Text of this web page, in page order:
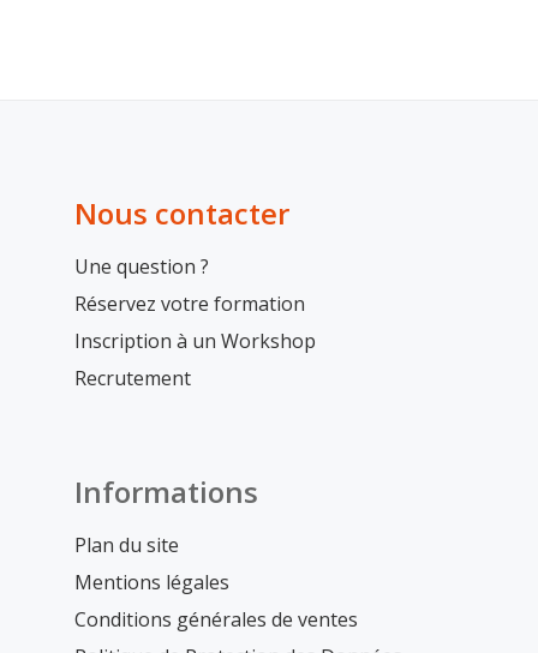
Nous contacter
Une question ?
Réservez votre formation
Inscription à un Workshop
Recrutement
Informations
Plan du site
Mentions légales
Conditions générales de ventes